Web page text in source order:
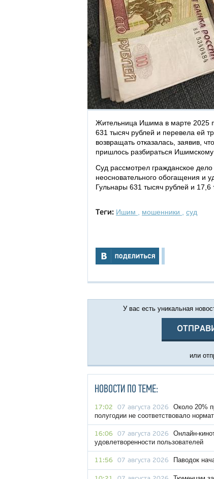
Жительница Ишима в марте 2025
631 тысяч рублей и перевела ей
возвращать отказалась, заявив,
пришлось разбираться Ишимскому
Суд рассмотрел гражданское
неосновательного обогащения и
Гульнары 631 тысяч рублей и 17,6
Теги: Ишим мошенники суд
У вас есть уникальная
или
НОВОСТИ ПО ТЕМЕ:
17:02 07 августа 2026
Около 20%
полугодии не соответствовало
16:06 07 августа 2026
Онлайн-
удовлетворенности пользователей
11:56 07 августа 2026 Паводок